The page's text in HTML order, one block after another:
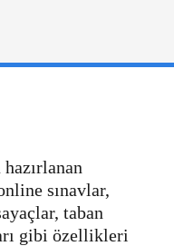
sınavlar,
taban
gibi özellikleri